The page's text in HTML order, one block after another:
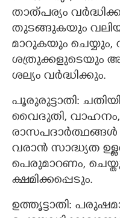
താത്പര്യം
തുടങ്ങുകയും
മാറുകയും ചെയ്യും,
ശത്രുക്കളുടെയും
ശല്യം വർദ്ധിക്കും.
പൂരുരുട്ടാതി:
വൈദുതി,
വരാൻ സാദ്ധ്യത
പെരുമാറണം,
ക്ഷമിക്കപ്പെടും.
ഉത്തൃട്ടാതി: